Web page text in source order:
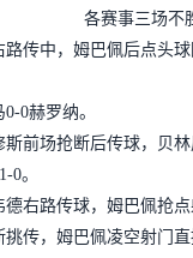
各赛事三场不
路传中，姆巴佩后点头
0赫罗纳。
前场抢断后传球，贝
0。
右路传球，姆巴佩抢
传，姆巴佩凌空射门直